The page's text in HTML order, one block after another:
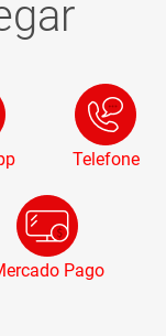
Telefone
Pago